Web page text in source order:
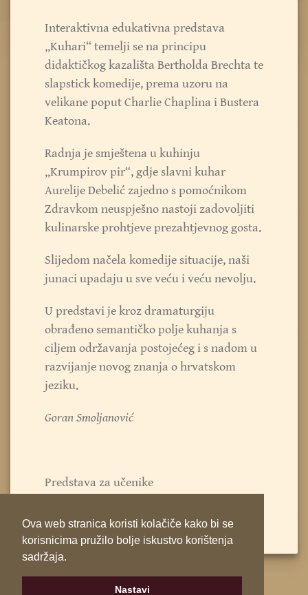
Ova web stranica koristi kolačiče kako bi se
korisnicima pružilo bolje iskustvo korištenja
sadržaja.
Nastavi
Interaktivna edukativna predstava
„Kuhari“ temelji se na principu
didaktičkog kazališta Bertholda Brechta te
slapstick komedije, prema uzoru na
velikane poput Charlie Chaplina i Bustera
Keatona.
Radnja je smještena u kuhinju
„Krumpirov pir“, gdje slavni kuhar
Aurelije Debelić zajedno s pomoćnikom
Zdravkom neuspješno nastoji zadovoljiti
kulinarske prohtjeve prezahtjevnog gosta.
Slijedom načela komedije situacije, naši
junaci upadaju u sve veću i veću nevolju.
U predstavi je kroz dramaturgiju
obrađeno semantičko polje kuhanja s
ciljem održavanja postojećeg i s nadom u
razvijanje novog znanja o hrvatskom
jeziku.
Goran Smoljanović
Predstava za učenike